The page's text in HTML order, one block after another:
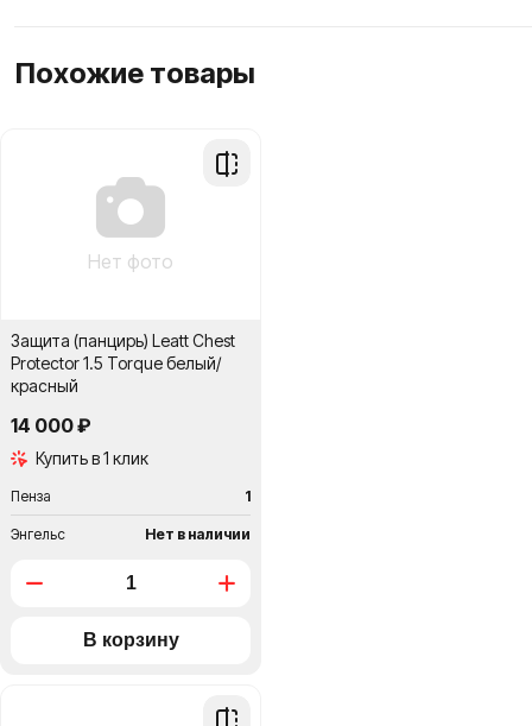
Похожие товары
Добавить
Нет фото
Защита (панцирь) Leatt Chest
Protector 1.5 Torque белый/
красный
14 000 ₽
Купить в 1 клик
Пенза 1
Энгельс Нет в наличии
Добавить